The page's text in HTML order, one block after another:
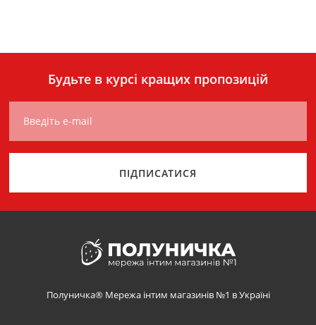
Будьте в курсі кращих пропозицій
Введіть e-mail
ПІДПИСАТИСЯ
Полуничка® Мережа інтим магазинів №1 в Україні